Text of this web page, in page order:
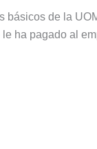
de la
ha pagado al